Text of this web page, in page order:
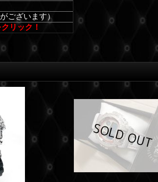
ございます）
リック！